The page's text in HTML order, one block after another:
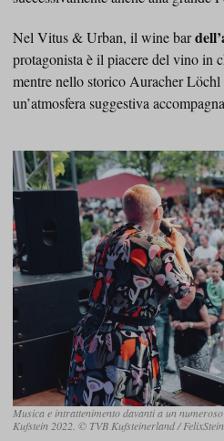
Nel Vitus & Urban, il wine bar
protagonista è il piacere del vino in
mentre nello storico Auracher
un’atmosfera suggestiva
Musica e intrattenimento davanti a un
Kufstein 2022. © TVB Kufsteinerland /